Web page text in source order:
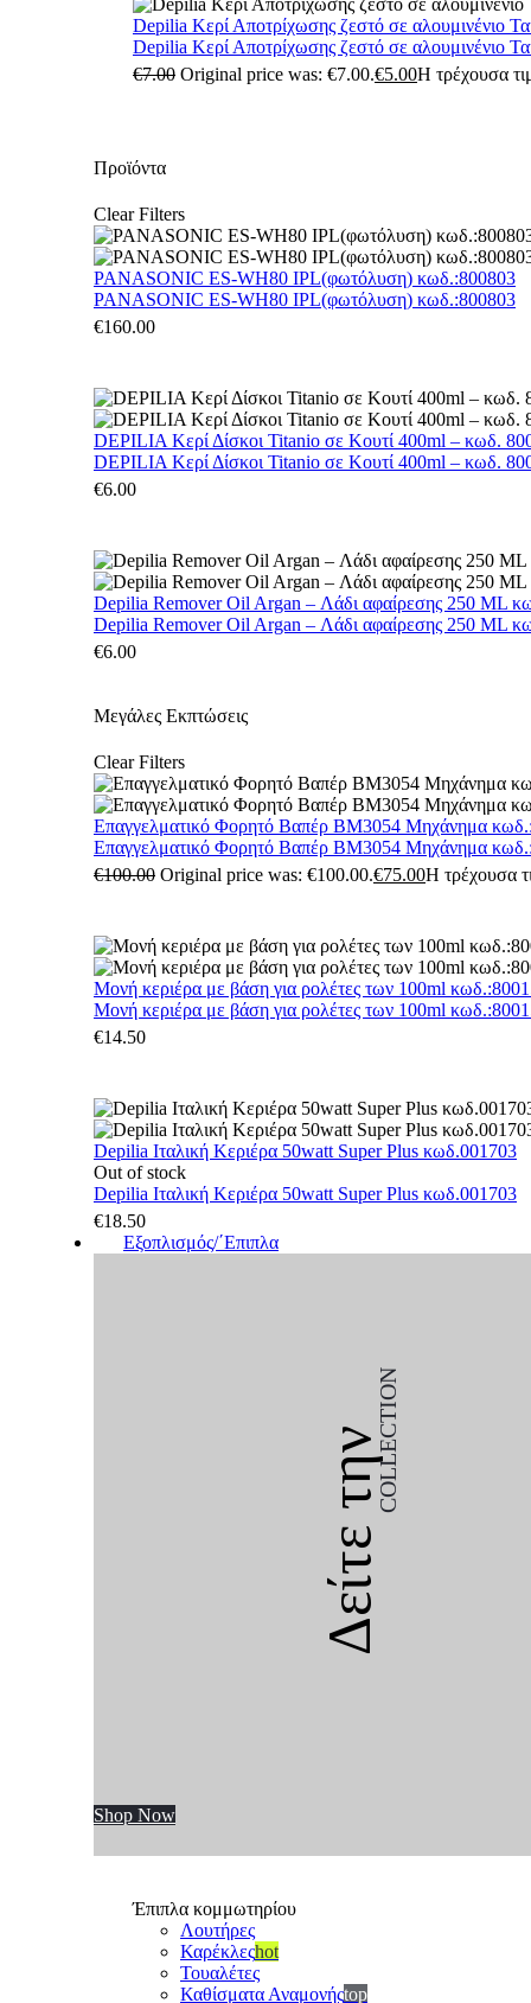
Depilia Κερί Αποτρίχωσης ζεστό σε αλουμινένιο
Depilia Κερί Αποτρίχωσης ζεστό σε αλουμινένιο
€7.00 Original price was: €7.00.€5.00Η τρέχουσα
Προϊόντα
Clear Filters
PANASONIC ES-WH80 IPL(φωτόλυση) κωδ.:800803
PANASONIC ES-WH80 IPL(φωτόλυση) κωδ.:800803
€160.00
DEPILIA Κερί Δίσκοι Titanio σε Κουτί 400ml – κωδ.
DEPILIA Κερί Δίσκοι Titanio σε Κουτί 400ml – κωδ.
€6.00
Depilia Remover Oil Argan – Λάδι αφαίρεσης 250 ML
Depilia Remover Oil Argan – Λάδι αφαίρεσης 250 ML
€6.00
Μεγάλες Εκπτώσεις
Clear Filters
Επαγγελματικό Φορητό Βαπέρ BM3054 Μηχάνημα
Επαγγελματικό Φορητό Βαπέρ BM3054 Μηχάνημα
€100.00 Original price was: €100.00.€75.00Η τρέχουσα
Μονή κεριέρα με βάση για ρολέτες των 100ml
Μονή κεριέρα με βάση για ρολέτες των 100ml
€14.50
Depilia Ιταλική Κεριέρα 50watt Super Plus κωδ.001703
Out of stock
Depilia Ιταλική Κεριέρα 50watt Super Plus κωδ.001703
€18.50
Εξοπλισμός/΄Επιπλα
Δείτε τηνCOLLECTION
Shop Now
Έπιπλα κομμωτηρίου
Λουτήρες
Καρέκλεςhot
Τουαλέτες
Καθίσματα Αναμονήςtop